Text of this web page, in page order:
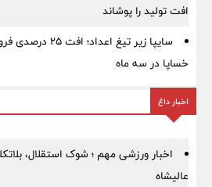
افت تولید را پوشاند
خساپا در سه ماه
اخبار داغ
اخبار ورزشی مهم ؛ شوک استقلال،
عالیشاه